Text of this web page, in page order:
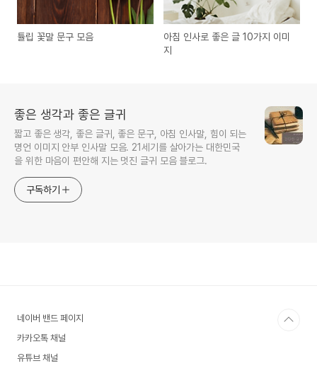
튤립 꽃말 문구 모음
아침 인사로 좋은 글 10가지 이미
지
좋은 생각과 좋은 글귀
짧고 좋은 생각, 좋은 글귀, 좋은 문구, 아침 인사말, 힘이 되는
명언 이미지 안부 인사말 모음. 21세기를 살아가는 대한민국
을 위한 마음이 편안해 지는 멋진 글귀 모음 블로그.
구독하기
네이버 밴드 페이지
카카오톡 채널
유튜브 채널